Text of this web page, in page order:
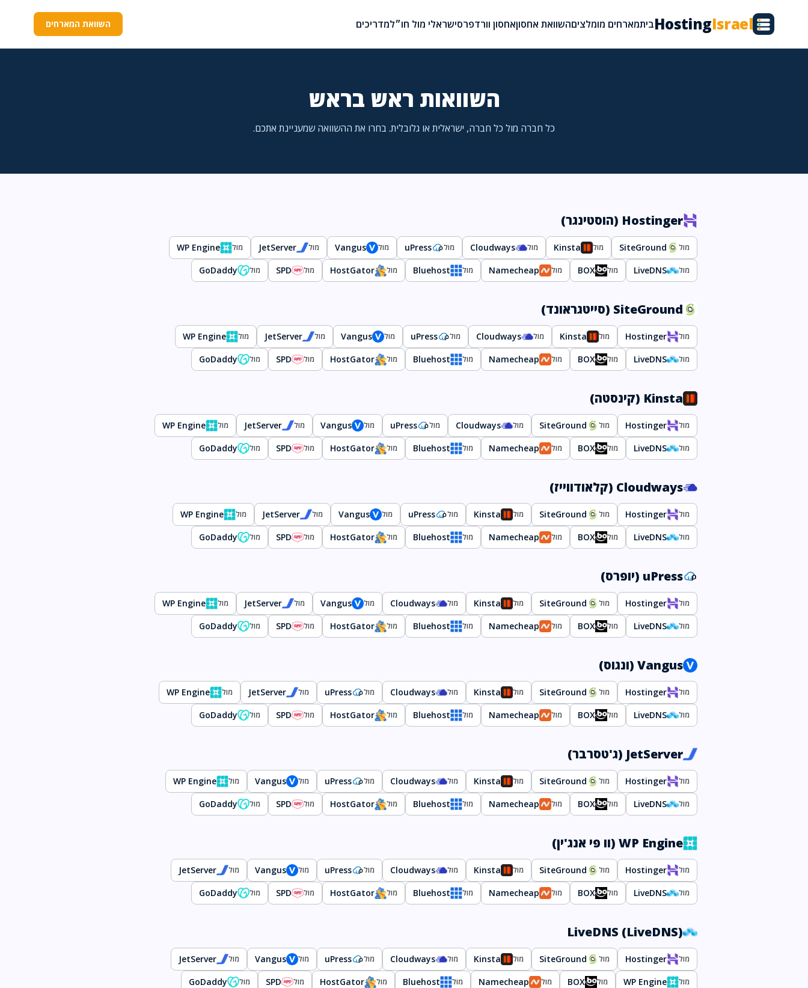
HostingIsrael ביתמארחים מומלציםהשוואת אחסוןאחסון וורדפרסישראלי מול חו״למדריכים השוואת המארחים
השוואות ראש בראש
כל חברה מול כל חברה, ישראלית או גלובלית. בחרו את ההשוואה שמעניינת אתכם.
Hostinger (הוסטינגר)
מול SiteGround מול Kinsta מול Cloudways מול uPress מול Vangus מול JetServer מול WP Engine
מול LiveDNS מול BOX מול Namecheap מול Bluehost מול HostGator מול SPD מול GoDaddy
SiteGround (סייטגראונד)
מול Hostinger מול Kinsta מול Cloudways מול uPress מול Vangus מול JetServer מול WP Engine
מול LiveDNS מול BOX מול Namecheap מול Bluehost מול HostGator מול SPD מול GoDaddy
Kinsta (קינסטה)
מול Hostinger מול SiteGround מול Cloudways מול uPress מול Vangus מול JetServer מול WP Engine
מול LiveDNS מול BOX מול Namecheap מול Bluehost מול HostGator מול SPD מול GoDaddy
Cloudways (קלאודווייז)
מול Hostinger מול SiteGround מול Kinsta מול uPress מול Vangus מול JetServer מול WP Engine
מול LiveDNS מול BOX מול Namecheap מול Bluehost מול HostGator מול SPD מול GoDaddy
uPress (יופרס)
מול Hostinger מול SiteGround מול Kinsta מול Cloudways מול Vangus מול JetServer מול WP Engine
מול LiveDNS מול BOX מול Namecheap מול Bluehost מול HostGator מול SPD מול GoDaddy
Vangus (ונגוס)
מול Hostinger מול SiteGround מול Kinsta מול Cloudways מול uPress מול JetServer מול WP Engine
מול LiveDNS מול BOX מול Namecheap מול Bluehost מול HostGator מול SPD מול GoDaddy
JetServer (ג'טסרבר)
מול Hostinger מול SiteGround מול Kinsta מול Cloudways מול uPress מול Vangus מול WP Engine
מול LiveDNS מול BOX מול Namecheap מול Bluehost מול HostGator מול SPD מול GoDaddy
WP Engine (וו פי אנג'ין)
מול Hostinger מול SiteGround מול Kinsta מול Cloudways מול uPress מול Vangus מול JetServer
מול LiveDNS מול BOX מול Namecheap מול Bluehost מול HostGator מול SPD מול GoDaddy
LiveDNS (LiveDNS)
מול Hostinger מול SiteGround מול Kinsta מול Cloudways מול uPress מול Vangus מול JetServer
מול WP Engine מול BOX מול Namecheap מול Bluehost מול HostGator מול SPD מול GoDaddy